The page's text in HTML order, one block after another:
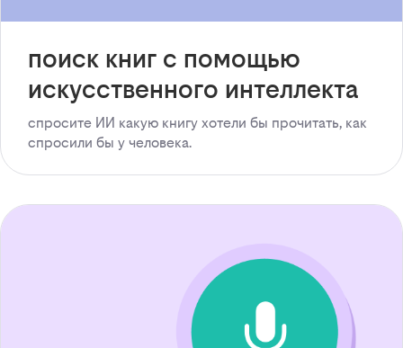
поиск книг с помощью
искусственного интеллекта
спросите ИИ какую книгу хотели бы прочитать, как
спросили бы у человека.